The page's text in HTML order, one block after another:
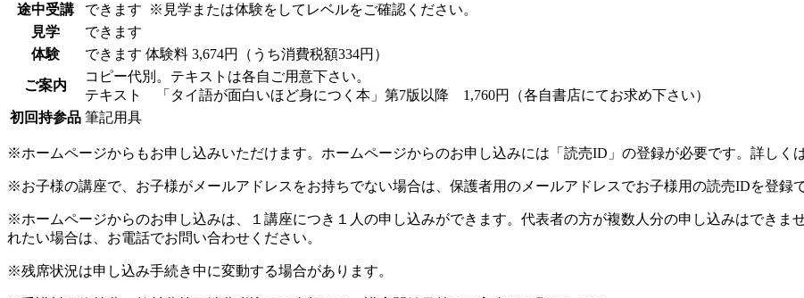
途中受講
できます
※見学または体験をしてレベルをご確認ください。
見学
できます
体験
できます 体験料 3,674円（うち消費税額334円）
ご案内
コピー代別。テキストは各自ご用意下さい。
テキスト 「タイ語が面白いほど身につく本」第7版以降 1,760円（各自書店にてお求め下さい）
初回持参品 筆記用具
※ホームページからもお申し込みいただけます。ホームページからのお申し込みには「読売ID」の登録が必要です。詳しく
※お子様の講座で、お子様がメールアドレスをお持ちでない場合は、保護者用のメールアドレスでお子様用の読売IDを登録で
※ホームページからのお申し込みは、１講座につき１人の申し込みができます。代表者の方が複数人分の申し込みはできま
れたい場合は、お電話でお問い合わせください。
※残席状況は申し込み手続き中に変動する場合があります。